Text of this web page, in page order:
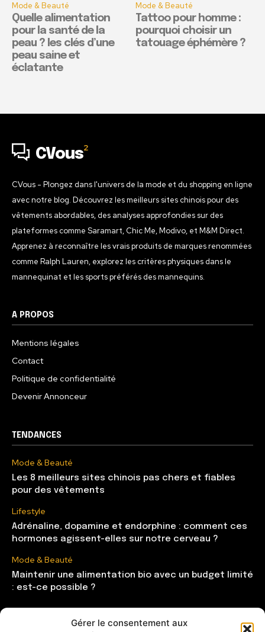
Gérer le consentement aux
Mode & Beauté
Quelle alimentation
pour la santé de la
peau ? les clés d’une
peau saine et
éclatante
Mode & Beauté
Tattoo pour homme :
pourquoi choisir un
tatouage éphémère ?
CVous2
CVous - Plongez dans l'univers de la mode et du shopping en ligne
avec notre blog. Découvrez les meilleurs sites chinois pour des
vêtements abordables, des analyses approfondies sur des
plateformes comme Saramart, Chic Me, Modivo, et M&M Direct.
Apprenez à reconnaître les vrais produits de marques renommées
comme Ralph Lauren, explorez les critères physiques dans le
mannequinat et les sports préférés des mannequins.
A PROPOS
Mentions légales
Contact
Politique de confidentialité
Devenir Annonceur
TENDANCES
Mode & Beauté
Les 8 meilleurs sites chinois pas chers et fiables
pour des vêtements
Lifestyle
Adrénaline, dopamine et endorphine : comment ces
hormones agissent-elles sur notre cerveau ?
Mode & Beauté
Maintenir une alimentation bio avec un budget limité
: est-ce possible ?